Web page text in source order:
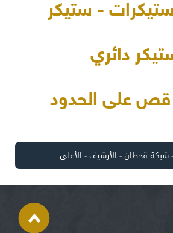
- ستيكر
دائري
قص على الحدود
-شبكة قحطان- الأرشيف- الأعلى